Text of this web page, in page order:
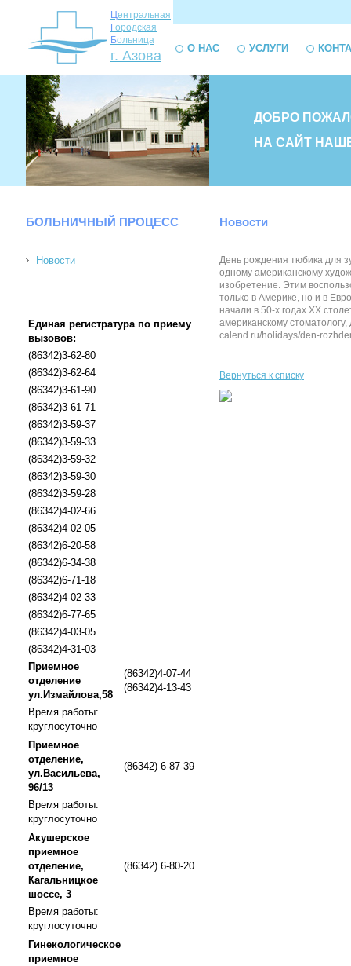
Центральная
Городская
Больница
г. Азова О НАС УСЛУГИ
ДОБРО
НА САЙТ
БОЛЬНИЧНЫЙ ПРОЦЕСС
Новости
Единая регистратура по приему
вызовов:
(86342)3-62-80
(86342)3-62-64
(86342)3-61-90
(86342)3-61-71
(86342)3-59-37
(86342)3-59-33
(86342)3-59-32
(86342)3-59-30
(86342)3-59-28
(86342)4-02-66
(86342)4-02-05
(86342)6-20-58
(86342)6-34-38
(86342)6-71-18
(86342)4-02-33
(86342)6-77-65
(86342)4-03-05
(86342)4-31-03
Приемное
отделение
ул.Измайлова,58
(86342)4-07-44
(86342)4-13-43
Время работы:
круглосуточно
Приемное
отделение,
ул.Васильева,
96/13
(86342) 6-87-39
Время работы:
круглосуточно
Акушерское
приемное
отделение,
Кагальницкое
шоссе, 3
(86342) 6-80-20
Время работы:
круглосуточно
Гинекологическое
приемное
Новости
День рождения тюбика для
одному американскому
изобретение. Этим
только в Америке, но и в
начали в 50-х годах ХХ
американскому
calend.ru/holidays/den-
Вернуться к списку